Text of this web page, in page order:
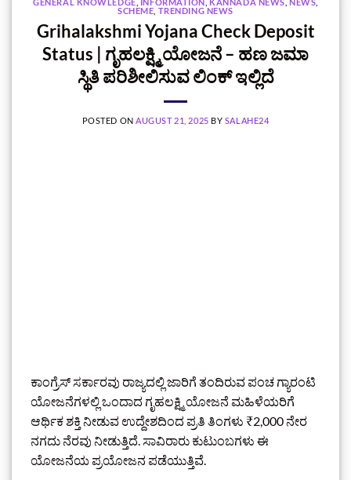
SCHEME TRENDING NEWS
Grihalakshmi Yojana Check Deposit
Status | ಗೃಹಲಕ್ಷ್ಮಿ ಯೋಜನೆ – ಹಣ ಜಮಾ
ಸ್ಥಿತಿ ಪರಿಶೀಲಿಸುವ ಲಿಂಕ್‌ ಇಲ್ಲಿದೆ
POSTED ON AUGUST 21, 2025 BY SALAHE24
ಕಾಂಗ್ರೆಸ್ ಸರ್ಕಾರವು ರಾಜ್ಯದಲ್ಲಿ ಜಾರಿಗೆ ತಂದಿರುವ ಪಂಚ ಗ್ಯಾರಂಟಿ
ಯೋಜನೆಗಳಲ್ಲಿ ಒಂದಾದ ಗೃಹಲಕ್ಷ್ಮಿ ಯೋಜನೆ ಮಹಿಳೆಯರಿಗೆ
ಆರ್ಥಿಕ ಶಕ್ತಿ ನೀಡುವ ಉದ್ದೇಶದಿಂದ ಪ್ರತಿ ತಿಂಗಳು ₹2,000 ನೇರ
ನಗದು ನೆರವು ನೀಡುತ್ತಿದೆ. ಸಾವಿರಾರು ಕುಟುಂಬಗಳು ಈ
ಯೋಜನೆಯ ಪ್ರಯೋಜನ ಪಡೆಯುತ್ತಿವೆ.